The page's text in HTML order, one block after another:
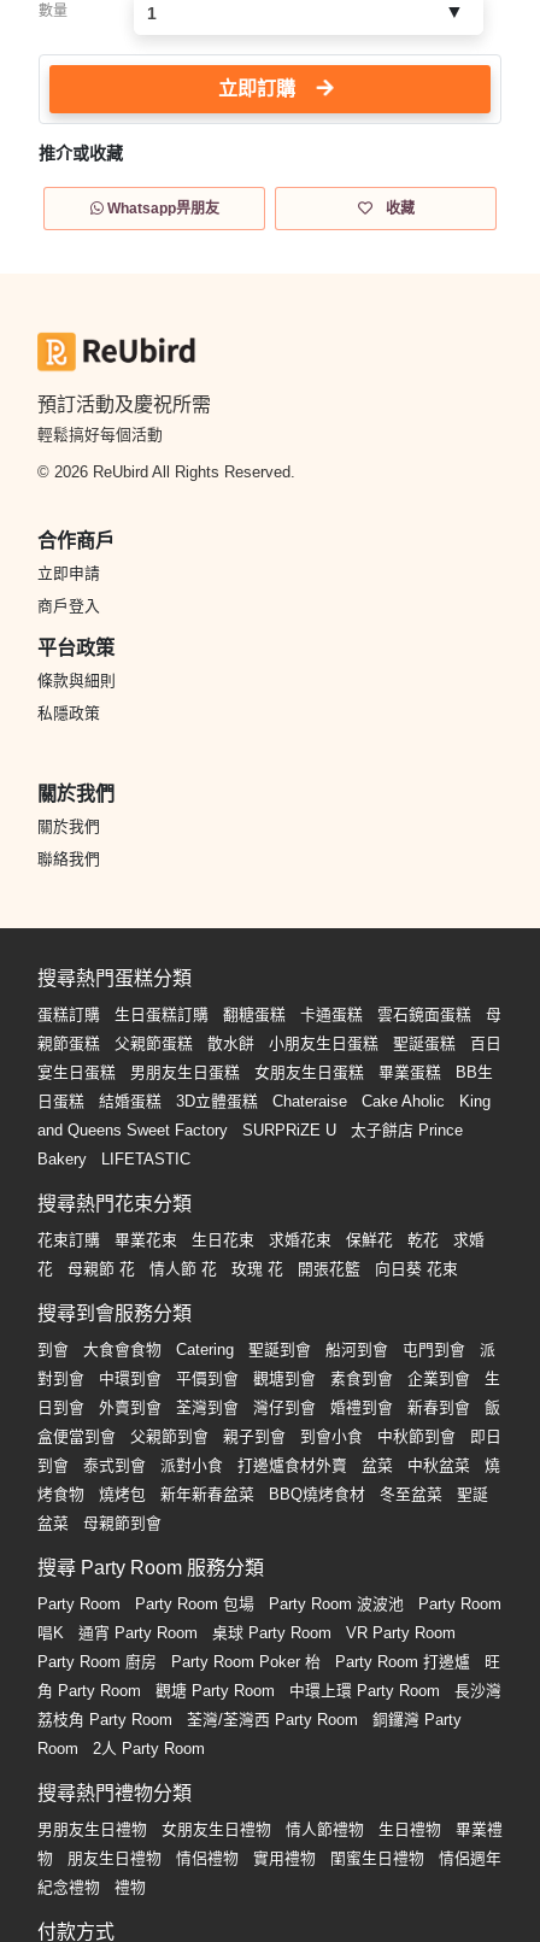
數量
立即訂購
推介或收藏
Whatsapp畀朋友 收藏
預訂活動及慶祝所需
輕鬆搞好每個活動
© 2026 ReUbird All Rights Reserved.
合作商戶
立即申請
商戶登入
平台政策
條款與細則
私隱政策
關於我們
關於我們
聯絡我們
搜尋熱門蛋糕分類
蛋糕訂購 生日蛋糕訂購 翻糖蛋糕 卡通蛋糕 雲石鏡面蛋糕
母
親節蛋糕
父親節蛋糕 散水餅 小朋友生日蛋糕 聖誕蛋糕
百日
宴生日蛋糕
男朋友生日蛋糕 女朋友生日蛋糕 畢業蛋糕
BB生
日蛋糕
結婚蛋糕 3D立體蛋糕 Chateraise Cake Aholic
King
and Queens Sweet Factory
SURPRiZE U
太子餅店 Prince
Bakery
LIFETASTIC
搜尋熱門花束分類
花束訂購 畢業花束 生日花束 求婚花束 保鮮花 乾花
求婚
花
母親節 花 情人節 花 玫瑰 花 開張花籃 向日葵 花束
搜尋到會服務分類
到會 大食會食物 Catering 聖誕到會 船河到會 屯門到會
派
對到會
中環到會 平價到會 觀塘到會 素食到會 企業到會
生
日到會
外賣到會 荃灣到會 灣仔到會 婚禮到會 新春到會
飯
盒便當到會
父親節到會 親子到會 到會小食 中秋節到會
即日
到會
泰式到會 派對小食 打邊爐食材外賣 盆菜 中秋盆菜
燒
烤食物
燒烤包 新年新春盆菜 BBQ燒烤食材 冬至盆菜
聖誕
盆菜
母親節到會
搜尋 Party Room 服務分類
Party Room Party Room 包場 Party Room 波波池
Party Room
唱K
通宵 Party Room 桌球 Party Room
VR Party Room
Party Room 廚房
Party Room Poker 枱 Party Room 打邊爐
旺
角 Party Room
觀塘 Party Room 中環上環 Party Room
長沙灣
荔枝角 Party Room
荃灣/荃灣西 Party Room
銅鑼灣 Party
Room
2人 Party Room
搜尋熱門禮物分類
男朋友生日禮物 女朋友生日禮物 情人節禮物 生日禮物
畢業禮
物
朋友生日禮物 情侶禮物 實用禮物 閨蜜生日禮物
情侶週年
紀念禮物
禮物
付款方式